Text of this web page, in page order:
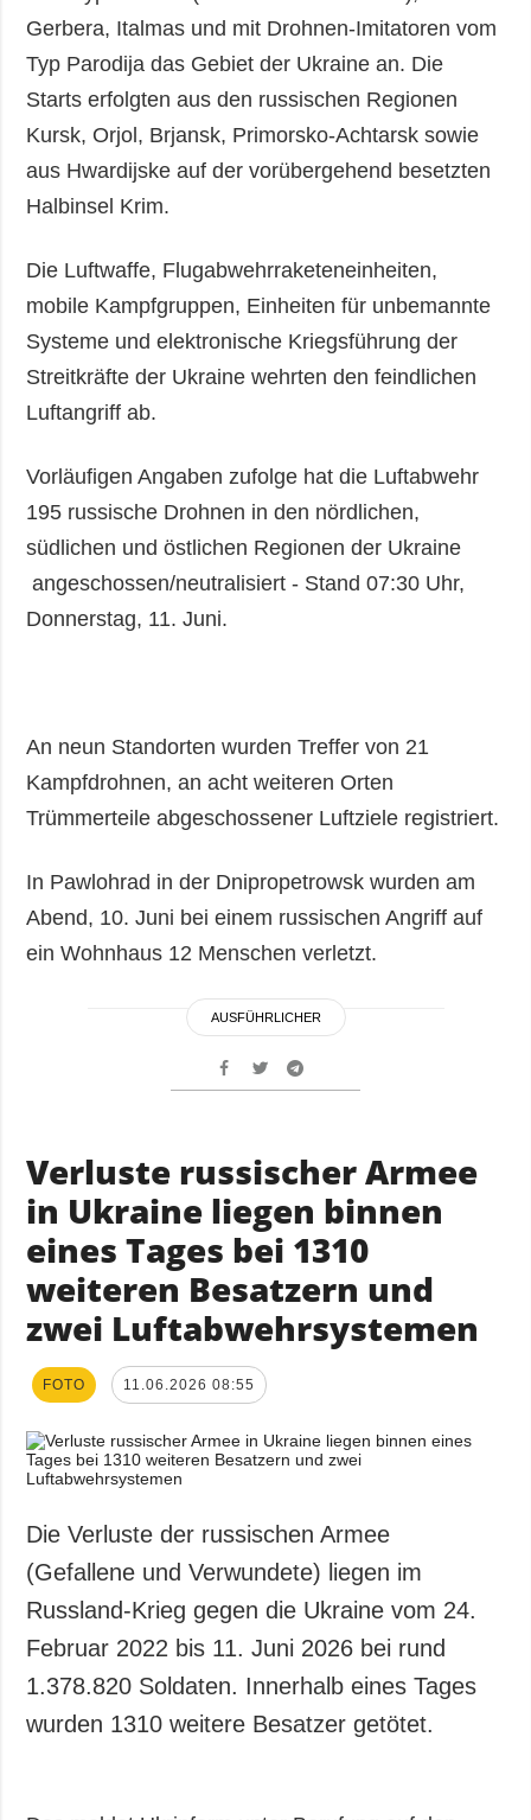
Gerbera, Italmas und mit Drohnen-Imitatoren vom
Typ Parodija das Gebiet der Ukraine an. Die
Starts erfolgten aus den russischen Regionen
Kursk, Orjol, Brjansk, Primorsko-Achtarsk sowie
aus Hwardijske auf der vorübergehend besetzten
Halbinsel Krim.
Die Luftwaffe, Flugabwehrraketeneinheiten,
mobile Kampfgruppen, Einheiten für unbemannte
Systeme und elektronische Kriegsführung der
Streitkräfte der Ukraine wehrten den feindlichen
Luftangriff ab.
Vorläufigen Angaben zufolge hat die Luftabwehr
195 russische Drohnen in den nördlichen,
südlichen und östlichen Regionen der Ukraine
angeschossen/neutralisiert - Stand 07:30 Uhr,
Donnerstag, 11. Juni.
An neun Standorten wurden Treffer von 21
Kampfdrohnen, an acht weiteren Orten
Trümmerteile abgeschossener Luftziele registriert.
In Pawlohrad in der Dnipropetrowsk wurden am
Abend, 10. Juni bei einem russischen Angriff auf
ein Wohnhaus 12 Menschen verletzt.
AUSFÜHRLICHER
Verluste russischer Armee
in Ukraine liegen binnen
eines Tages bei 1310
weiteren Besatzern und
zwei Luftabwehrsystemen
FOTO 11.06.2026 08:55
Die Verluste der russischen Armee
(Gefallene und Verwundete) liegen im
Russland-Krieg gegen die Ukraine vom 24.
Februar 2022 bis 11. Juni 2026 bei rund
1.378.820 Soldaten. Innerhalb eines Tages
wurden 1310 weitere Besatzer getötet.